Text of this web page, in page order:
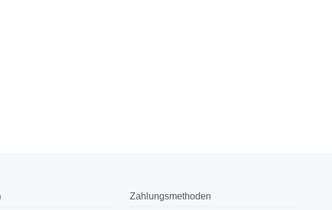
Zahlungsmethoden